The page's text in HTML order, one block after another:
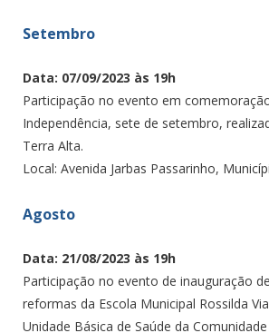
Setembro
Data: 07/09/2023 às 19h
Participação no evento em
Independência, sete de setembro,
Terra Alta.
Local: Avenida Jarbas Passarinho,
Agosto
Data: 21/08/2023 às 19h
Participação no evento de inauguração
reformas da Escola Municipal Rossilda
Unidade Básica de Saúde da